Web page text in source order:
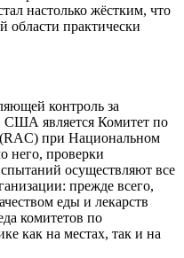
настолько жёстким, что
области практически
контроль за
США является Комитет по
при Национальном
него, проверки
осуществляют все
прежде всего,
еды и лекарств
комитетов по
как на местах, так и на